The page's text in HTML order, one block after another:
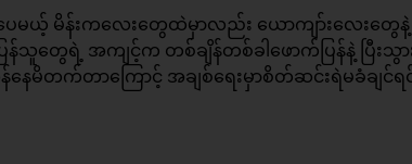
မယ့် မိန်းကလေးတွေထဲမှာလည်း ယောကျာ်းလေးတွေနဲ့
ေရဲ့ အကျင့်က တစ်ချိန်တစ်ခါဖောက်ပြန်နဲ့ ပြီးသွာ
ေမိတက်တာကြောင့် အချစ်ရေးမှာစိတ်ဆင်းရဲမခံချင်ရ